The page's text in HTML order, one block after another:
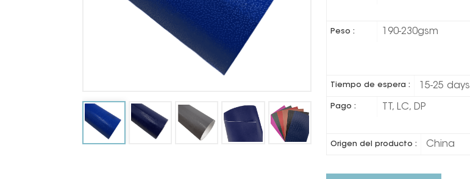
Peso : 190-230gsm
Tiempo de espera : 15-25 days
Pago : TT, LC, DP
Origen del producto : China